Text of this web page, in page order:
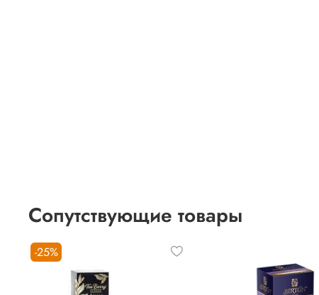
Сопутствующие товары
-25%